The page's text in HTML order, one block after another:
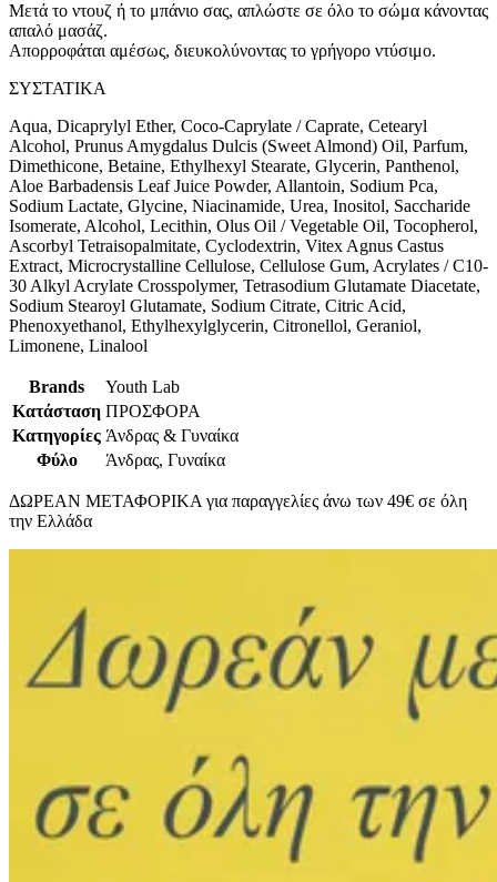
Μετά το ντουζ ή το μπάνιο σας, απλώστε σε όλο το σώμα κάνοντας
απαλό μασάζ.
Απορροφάται αμέσως, διευκολύνοντας το γρήγορο ντύσιμο.
ΣΥΣΤΑΤΙΚΑ
Aqua, Dicaprylyl Ether, Coco-Caprylate / Caprate, Cetearyl
Alcohol, Prunus Amygdalus Dulcis (Sweet Almond) Oil, Parfum,
Dimethicone, Betaine, Ethylhexyl Stearate, Glycerin, Panthenol,
Aloe Barbadensis Leaf Juice Powder, Allantoin, Sodium Pca,
Sodium Lactate, Glycine, Niacinamide, Urea, Inositol, Saccharide
Isomerate, Alcohol, Lecithin, Olus Oil / Vegetable Oil, Tocopherol,
Ascorbyl Tetraisopalmitate, Cyclodextrin, Vitex Agnus Castus
Extract, Microcrystalline Cellulose, Cellulose Gum, Acrylates / C10-
30 Alkyl Acrylate Crosspolymer, Tetrasodium Glutamate Diacetate,
Sodium Stearoyl Glutamate, Sodium Citrate, Citric Acid,
Phenoxyethanol, Ethylhexylglycerin, Citronellol, Geraniol,
Limonene, Linalool
Brands
Youth Lab
Κατάσταση ΠΡΟΣΦΟΡΑ
Κατηγορίες Άνδρας & Γυναίκα
Φύλο
Άνδρας, Γυναίκα
ΔΩΡΕΑΝ ΜΕΤΑΦΟΡΙΚΑ για παραγγελίες άνω των 49€ σε όλη
την Ελλάδα